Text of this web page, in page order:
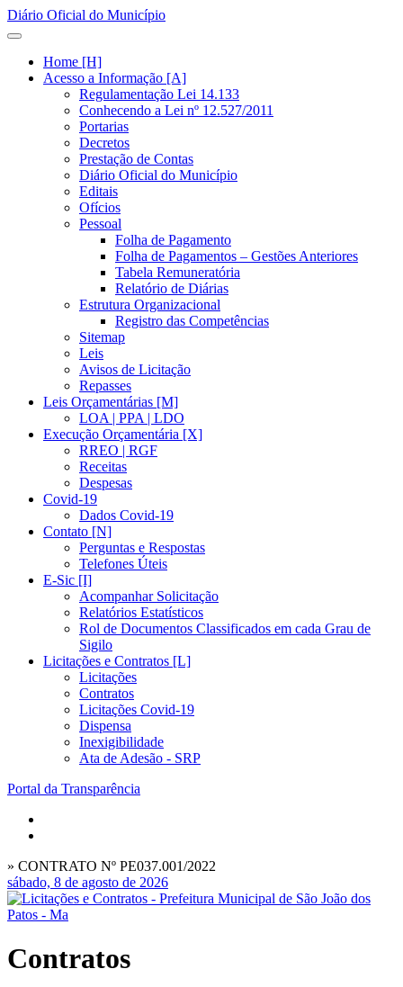
Diário Oficial do Município
Home [H]
Acesso a Informação [A]
Regulamentação Lei 14.133
Conhecendo a Lei nº 12.527/2011
Portarias
Decretos
Prestação de Contas
Diário Oficial do Município
Editais
Ofícios
Pessoal
Folha de Pagamento
Folha de Pagamentos – Gestões Anteriores
Tabela Remuneratória
Relatório de Diárias
Estrutura Organizacional
Registro das Competências
Sitemap
Leis
Avisos de Licitação
Repasses
Leis Orçamentárias [M]
LOA | PPA | LDO
Execução Orçamentária [X]
RREO | RGF
Receitas
Despesas
Covid-19
Dados Covid-19
Contato [N]
Perguntas e Respostas
Telefones Úteis
E-Sic [I]
Acompanhar Solicitação
Relatórios Estatísticos
Rol de Documentos Classificados em cada Grau de
Sigilo
Licitações e Contratos [L]
Licitações
Contratos
Licitações Covid-19
Dispensa
Inexigibilidade
Ata de Adesão - SRP
Portal da Transparência
» CONTRATO Nº PE037.001/2022
sábado, 8 de agosto de 2026
Contratos